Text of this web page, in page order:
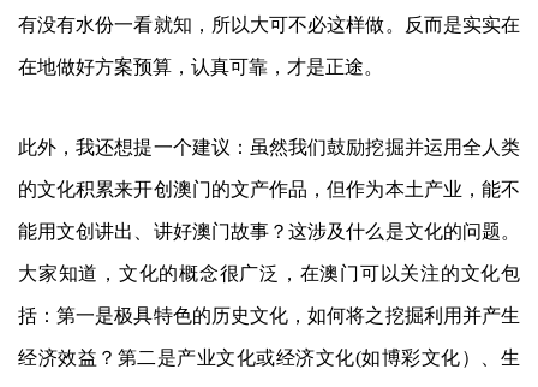
有没有水份一看就知，所以大可不必这样做。反而是实实在
在地做好方案预算，认真可靠，才是正途。
此外，我还想提一个建议：虽然我们鼓励挖掘并运用全人类
的文化积累来开创澳门的文产作品，但作为本土产业，能不
能用文创讲出、讲好澳门故事？这涉及什么是文化的问题。
大家知道，文化的概念很广泛，在澳门可以关注的文化包
括：第一是极具特色的历史文化，如何将之挖掘利用并产生
经济效益？第二是产业文化或经济文化(如博彩文化）、生